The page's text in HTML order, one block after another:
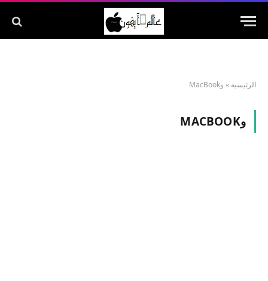
الرئيسية » وMacBook
وMACBOOK